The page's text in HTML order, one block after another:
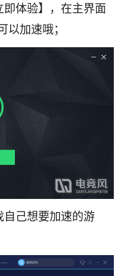
体验】，在主界面
加速哦；
己想要加速的游